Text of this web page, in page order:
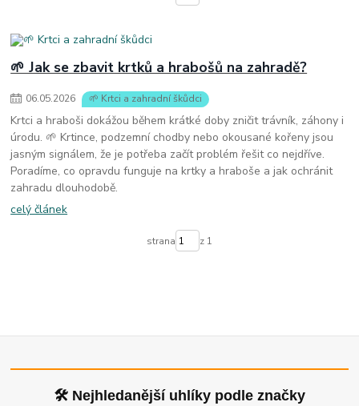
🌱 Jak se zbavit krtků a hrabošů na zahradě?
06.05.2026 🌱 Krtci a zahradní škůdci
Krtci a hraboši dokážou během krátké doby zničit trávník, záhony i
úrodu. 🌱 Krtince, podzemní chodby nebo okousané kořeny jsou
jasným signálem, že je potřeba začít problém řešit co nejdříve.
Poradíme, co opravdu funguje na krtky a hraboše a jak ochránit
zahradu dlouhodobě.
celý článek
strana z 1
🛠 Nejhledanější uhlíky podle značky